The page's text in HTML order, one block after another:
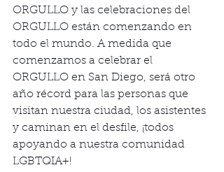
ORGULLO y las celebraciones del
ORGULLO están comenzando en
todo el mundo. A medida que
comenzamos a celebrar el
ORGULLO en San Diego, será otro
año récord para las personas que
visitan nuestra ciudad, los asistentes
y caminan en el desfile, ¡todos
apoyando a nuestra comunidad
LGBTQIA+!